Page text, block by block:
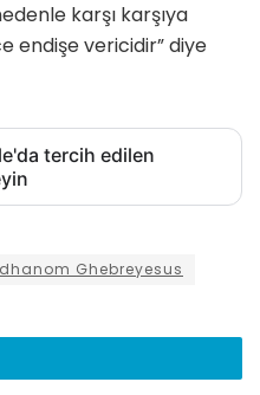
karşı karşıya
endişe vericidir” diye
tercih edilen
Ghebreyesus